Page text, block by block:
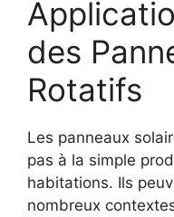
des
Rotatifs
Les panneaux
pas à la simple
habitations. Ils
nombreux